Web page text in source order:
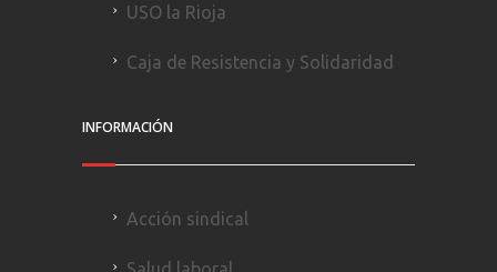
USO la Rioja
Caja de Resistencia y Solidaridad
INFORMACIÓN
Acción sindical